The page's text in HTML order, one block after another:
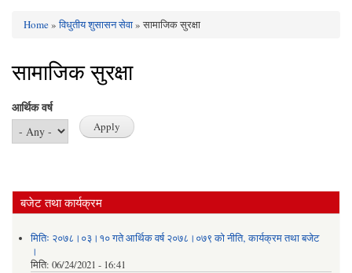
You are here
Home»विधुतीय शुसासन सेवा» सामाजिक सुरक्षा
सामाजिक सुरक्षा
आर्थिक वर्ष
बजेट तथा कार्यक्रम
मितिः २०७८।०३।१० गते आर्थिक वर्ष २०७८।०७९ को नीति‚ कार्यक्रम तथा बजेट
।
मिति: 06/24/2021 - 16:41